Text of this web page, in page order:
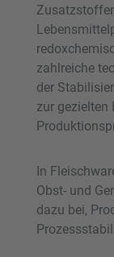
zahlreiche
der
zur gezielten
In
Obst- und
dazu bei,